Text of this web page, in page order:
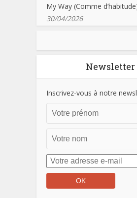
My Way (Comme
30/04/2026
Newsletter
Inscrivez-vous à notre